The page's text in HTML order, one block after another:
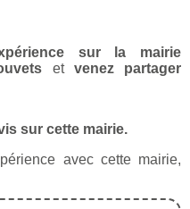
sur la mairie
et venez partager
sur cette mairie.
avec cette mairie,